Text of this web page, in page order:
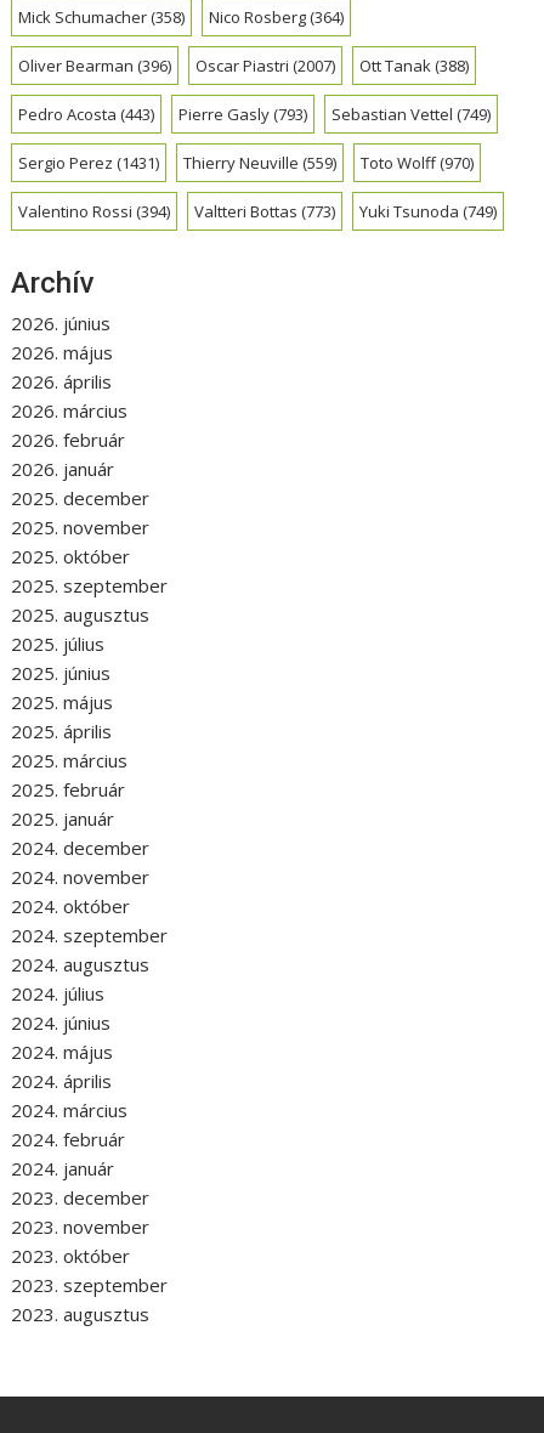
Mick Schumacher(358) Nico Rosberg(364)
Oliver Bearman (396) Oscar Piastri (2007) Ott Tanak(388)
Pedro Acosta (443) Pierre Gasly(793) Sebastian Vettel (749)
Sergio Perez (1431) Thierry Neuville (559) Toto Wolff(970)
Valentino Rossi (394) Valtteri Bottas (773) Yuki Tsunoda (749)
Archív
2026. június
2026. május
2026. április
2026. március
2026. február
2026. január
2025. december
2025. november
2025. október
2025. szeptember
2025. augusztus
2025. július
2025. június
2025. május
2025. április
2025. március
2025. február
2025. január
2024. december
2024. november
2024. október
2024. szeptember
2024. augusztus
2024. július
2024. június
2024. május
2024. április
2024. március
2024. február
2024. január
2023. december
2023. november
2023. október
2023. szeptember
2023. augusztus